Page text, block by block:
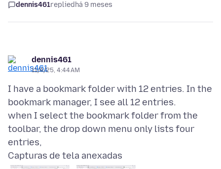
dennis461replied há 9 meses
dennis461
11/4/25, 4:44 AM
I have a bookmark folder with 12 entries. In the
bookmark manager, I see all 12 entries.
when I select the bookmark folder from the
toolbar, the drop down menu only lists four
Capturas de tela anexadas